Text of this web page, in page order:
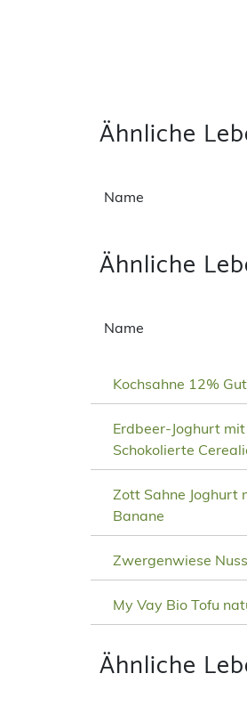
Ähnliche
Name
Ähnliche
Name
Kochsahne 12%
Erdbeer-Joghurt mit
Schokolierte
Zott Sahne Joghurt
Banane
Zwergenwiese
My Vay Bio Tofu
Ähnliche